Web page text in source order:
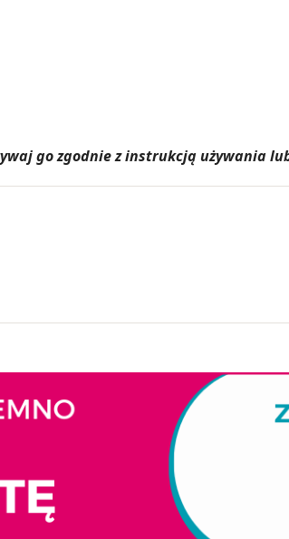
go zgodnie z instrukcją używania